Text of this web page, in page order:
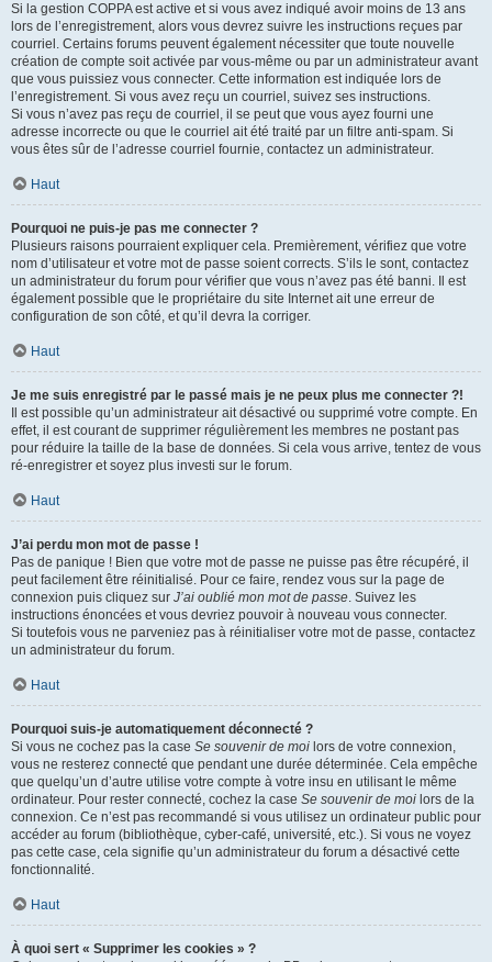
Si la gestion COPPA est active et si vous avez indiqué avoir moins de 13 ans
lors de l’enregistrement, alors vous devrez suivre les instructions reçues par
courriel. Certains forums peuvent également nécessiter que toute nouvelle
création de compte soit activée par vous-même ou par un administrateur avant
que vous puissiez vous connecter. Cette information est indiquée lors de
l’enregistrement. Si vous avez reçu un courriel, suivez ses instructions.
Si vous n’avez pas reçu de courriel, il se peut que vous ayez fourni une
adresse incorrecte ou que le courriel ait été traité par un filtre anti-spam. Si
vous êtes sûr de l’adresse courriel fournie, contactez un administrateur.
Haut
Pourquoi ne puis-je pas me connecter ?
Plusieurs raisons pourraient expliquer cela. Premièrement, vérifiez que votre
nom d’utilisateur et votre mot de passe soient corrects. S’ils le sont, contactez
un administrateur du forum pour vérifier que vous n’avez pas été banni. Il est
également possible que le propriétaire du site Internet ait une erreur de
configuration de son côté, et qu’il devra la corriger.
Haut
Je me suis enregistré par le passé mais je ne peux plus me connecter ?!
Il est possible qu’un administrateur ait désactivé ou supprimé votre compte. En
effet, il est courant de supprimer régulièrement les membres ne postant pas
pour réduire la taille de la base de données. Si cela vous arrive, tentez de vous
ré-enregistrer et soyez plus investi sur le forum.
Haut
J’ai perdu mon mot de passe !
Pas de panique ! Bien que votre mot de passe ne puisse pas être récupéré, il
peut facilement être réinitialisé. Pour ce faire, rendez vous sur la page de
connexion puis cliquez sur J’ai oublié mon mot de passe. Suivez les
instructions énoncées et vous devriez pouvoir à nouveau vous connecter.
Si toutefois vous ne parveniez pas à réinitialiser votre mot de passe, contactez
un administrateur du forum.
Haut
Pourquoi suis-je automatiquement déconnecté ?
Si vous ne cochez pas la case Se souvenir de moi lors de votre connexion,
vous ne resterez connecté que pendant une durée déterminée. Cela empêche
que quelqu’un d’autre utilise votre compte à votre insu en utilisant le même
ordinateur. Pour rester connecté, cochez la case Se souvenir de moi lors de la
connexion. Ce n’est pas recommandé si vous utilisez un ordinateur public pour
accéder au forum (bibliothèque, cyber-café, université, etc.). Si vous ne voyez
pas cette case, cela signifie qu’un administrateur du forum a désactivé cette
fonctionnalité.
Haut
À quoi sert « Supprimer les cookies » ?